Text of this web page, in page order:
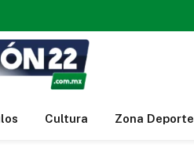
Cultura Zona Deporte